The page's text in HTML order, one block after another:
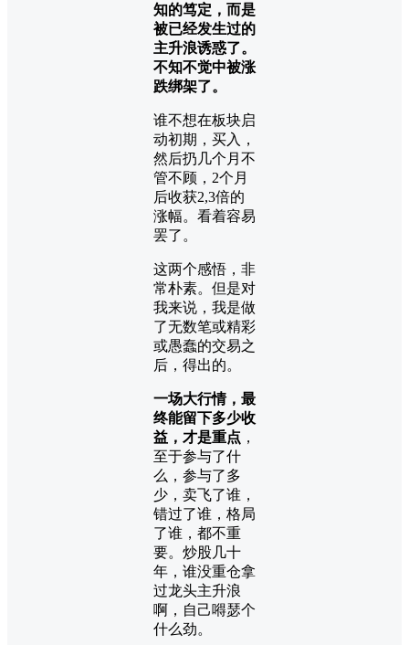
知的笃定，而是
被已经发生过的
主升浪诱惑了。
不知不觉中被涨
跌绑架了。
谁不想在板块启
动初期，买入，
然后扔几个月不
管不顾，2个月
后收获2,3倍的
涨幅。看着容易
罢了。
这两个感悟，非
常朴素。但是对
我来说，我是做
了无数笔或精彩
或愚蠢的交易之
后，得出的。
一场大行情，最
终能留下多少收
益，才是重点 ，
至于参与了什
么，参与了多
少，卖飞了谁，
错过了谁，格局
了谁，都不重
要。炒股几十
年，谁没重仓拿
过龙头主升浪
啊，自己嘚瑟个
什么劲。